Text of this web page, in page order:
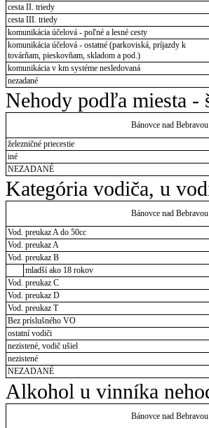
cesta II. triedy
cesta III. triedy
komunikácia účelová - poľné a lesné cesty
komunikácia účelová - ostatné (parkoviská, príjazdy k
továrňam, pieskovňam, skladom a pod.)
komunikácia v km systéme nesledovaná
nezadané
Nehody podľa miesta -
Bánovce nad Bebravou
železničné priecestie
iné
NEZADANÉ
Kategória vodiča, u
Bánovce nad Bebravou
Vod. preukaz A do 50cc
Vod. preukaz A
Vod. preukaz B
mladší ako 18 rokov
Vod. preukaz C
Vod. preukaz D
Vod. preukaz T
Bez príslušného VO
ostatní vodiči
nezistené, vodič ušiel
nezistené
NEZADANÉ
Alkohol u vinníka
Bánovce nad Bebravou